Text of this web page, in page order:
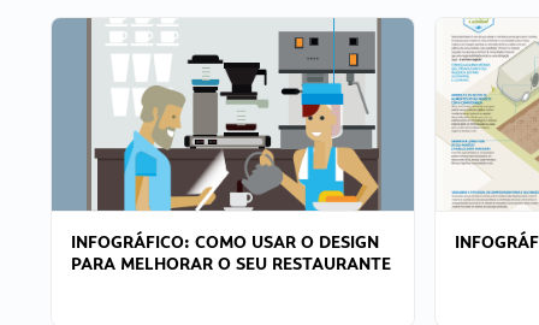
INFOGRÁFICO: COMO USAR O DESIGN
PARA MELHORAR O SEU RESTAURANTE